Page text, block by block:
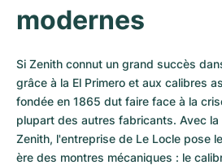
modernes
Si Zenith connut un grand succès
grâce à la El Primero et aux calibres
fondée en 1865 dut faire face à la
plupart des autres fabricants. Avec la
Zenith, l'entreprise de Le Locle pose
ère des montres mécaniques : le